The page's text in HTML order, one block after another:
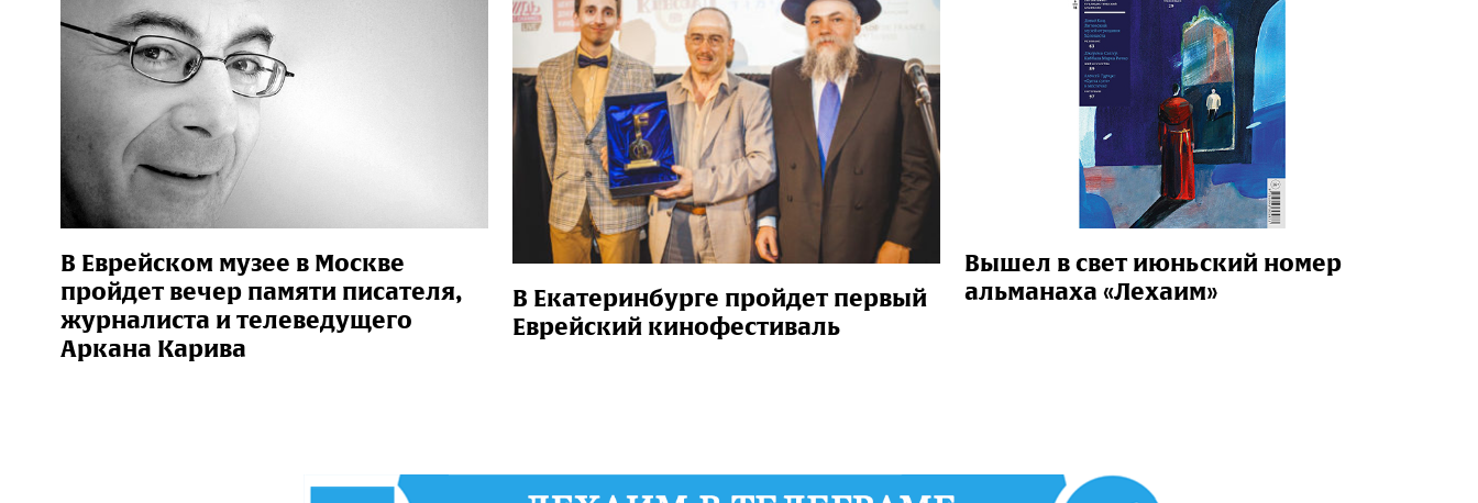
В Еврейском музее в Москве
пройдет вечер памяти писателя,
журналиста и телеведущего
Аркана Карива
В Екатеринбурге пройдет первый
Еврейский кинофестиваль
Вышел в свет июньский номер
альманаха «Лехаим»